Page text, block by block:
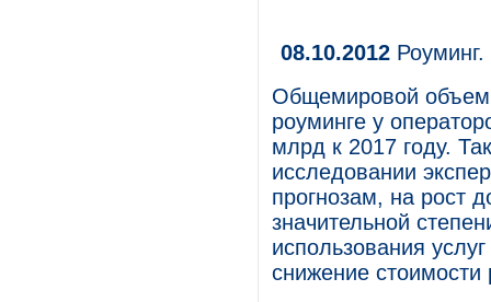
08.10.2012
Общемировой объем
роуминге у
млрд к 2017 году.
исследовании
прогнозам, на рост
значительной
использования
снижение стоимости